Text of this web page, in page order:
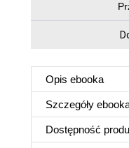
Opis ebooka
Szczegóły
Dostępność